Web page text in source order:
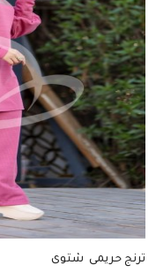
ترنج حريمى شتوى